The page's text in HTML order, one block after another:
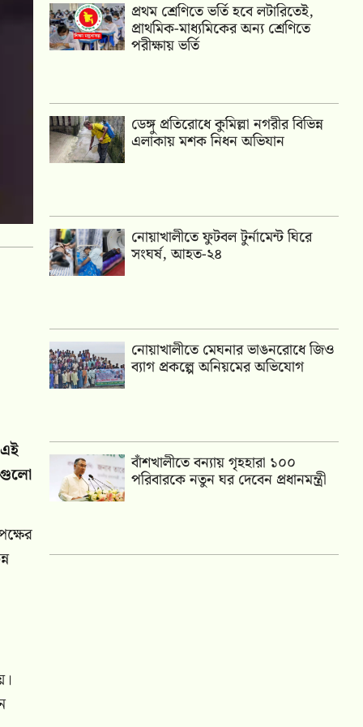
প্রথম শ্রেণিতে ভর্তি হবে লটারিতেই,
প্রাথমিক-মাধ্যমিকের অন্য শ্রেণিতে
পরীক্ষায় ভর্তি
ডেঙ্গু প্রতিরোধে কুমিল্লা নগরীর বিভিন্ন
এলাকায় মশক নিধন অভিযান
নোয়াখালীতে ফুটবল টুর্নামেন্ট ঘিরে
সংঘর্ষ, আহত-২৪
নোয়াখালীতে মেঘনার ভাঙনরোধে জিও
ব্যাগ প্রকল্পে অনিয়মের অভিযোগ
বাঁশখালীতে বন্যায় গৃহহারা ১০০
পরিবারকে নতুন ঘর দেবেন প্রধানমন্ত্রী